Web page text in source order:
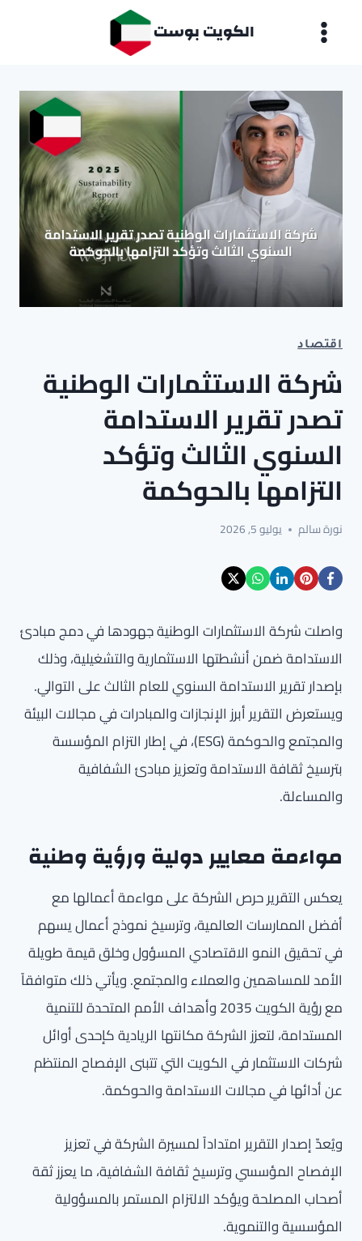
الكويت بوست
اقتصاد
شركة الاستثمارات الوطنية
تصدر تقرير الاستدامة
السنوي الثالث وتؤكد
التزامها بالحوكمة
نورة سالم يوليو 5, 2026
واصلت شركة الاستثمارات الوطنية جهودها في دمج مبادئ
الاستدامة ضمن أنشطتها الاستثمارية والتشغيلية، وذلك
بإصدار تقرير الاستدامة السنوي للعام الثالث على التوالي.
ويستعرض التقرير أبرز الإنجازات والمبادرات في مجالات البيئة
والمجتمع والحوكمة (ESG)، في إطار التزام المؤسسة
بترسيخ ثقافة الاستدامة وتعزيز مبادئ الشفافية
والمساءلة.
مواءمة معايير دولية ورؤية وطنية
يعكس التقرير حرص الشركة على مواءمة أعمالها مع
أفضل الممارسات العالمية، وترسيخ نموذج أعمال يسهم
في تحقيق النمو الاقتصادي المسؤول وخلق قيمة طويلة
الأمد للمساهمين والعملاء والمجتمع. ويأتي ذلك متوافقاً
مع رؤية الكويت 2035 وأهداف الأمم المتحدة للتنمية
المستدامة، لتعزز الشركة مكانتها الريادية كإحدى أوائل
شركات الاستثمار في الكويت التي تتبنى الإفصاح المنتظم
عن أدائها في مجالات الاستدامة والحوكمة.
ويُعدّ إصدار التقرير امتداداً لمسيرة الشركة في تعزيز
الإفصاح المؤسسي وترسيخ ثقافة الشفافية، ما يعزز ثقة
أصحاب المصلحة ويؤكد الالتزام المستمر بالمسؤولية
المؤسسية والتنموية.